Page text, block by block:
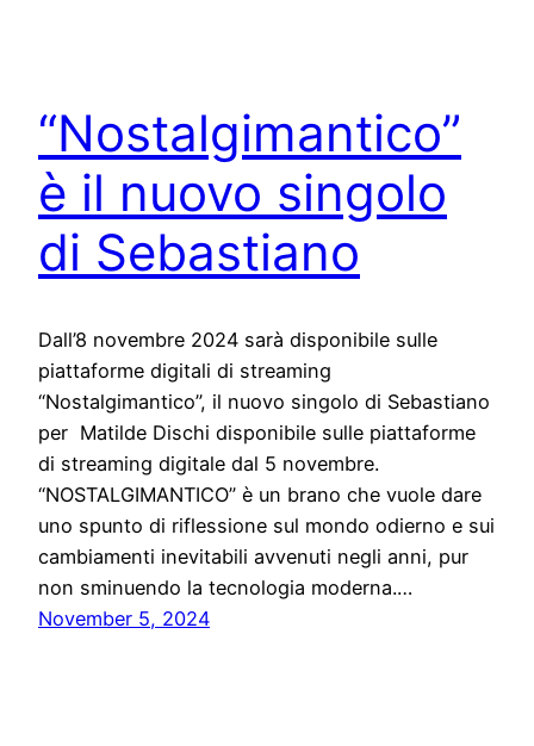
“Nostalgimantico”
è il nuovo singolo
di Sebastiano
Dall’8 novembre 2024 sarà disponibile sulle
piattaforme digitali di streaming
“Nostalgimantico”, il nuovo singolo di Sebastiano
per Matilde Dischi disponibile sulle piattaforme
di streaming digitale dal 5 novembre.
“NOSTALGIMANTICO” è un brano che vuole dare
uno spunto di riflessione sul mondo odierno e sui
cambiamenti inevitabili avvenuti negli anni, pur
non sminuendo la tecnologia moderna.…
November 5, 2024